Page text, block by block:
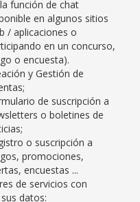
función de chat
en algunos sitios
/ aplicaciones o
en un concurso,
o encuesta).
y Gestión de
de suscripción a
o boletines de
o suscripción a
promociones,
encuestas ...
de servicios con
datos: